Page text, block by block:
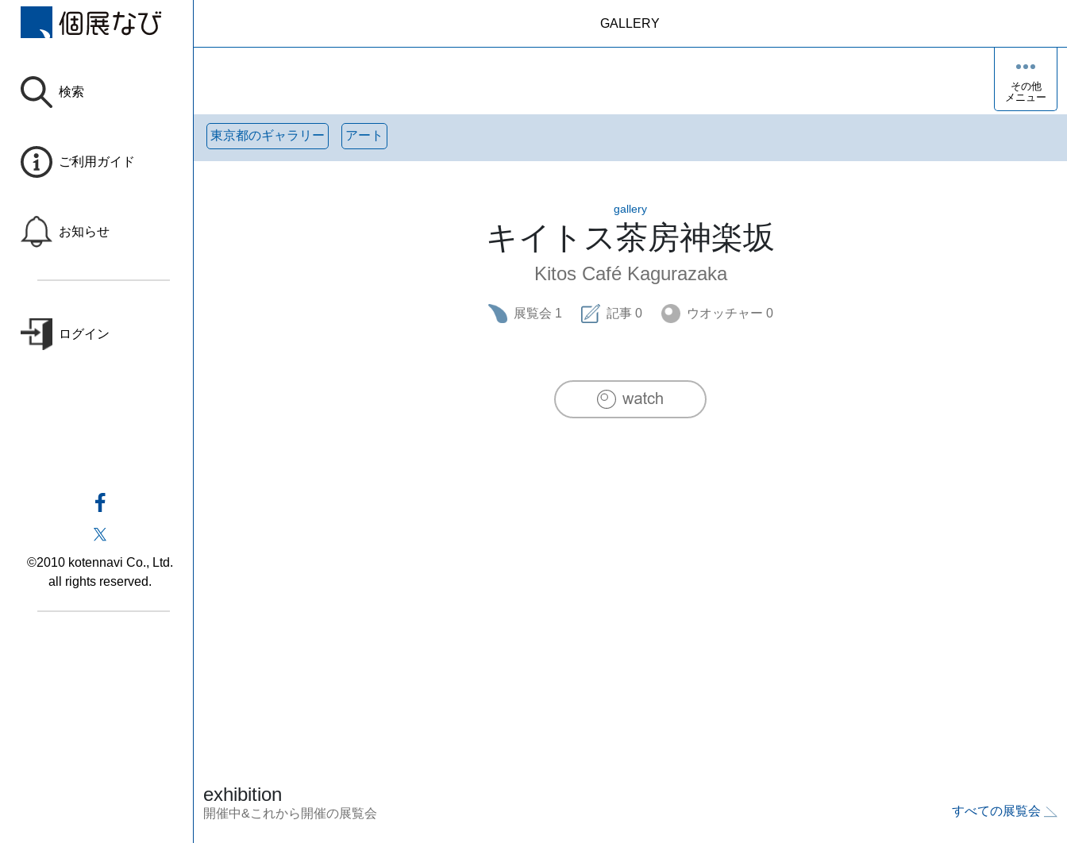
検索
ご利用ガイド
お知らせ
ログイン
©2010 kotennavi Co., Ltd.
all rights reserved.
GALLERY
その他
メニュー
東京都のギャラリー アート
gallery
キイトス茶房神楽坂
Kitos Café Kagurazaka
展覧会 1 記事 0 ウオッチャー 0
exhibition
開催中&これから開催の展覧会 すべての展覧会